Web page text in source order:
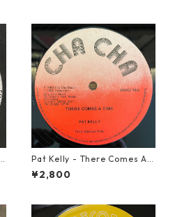
Pat Kelly - There Comes A T
ime【12-50057】
¥2,800